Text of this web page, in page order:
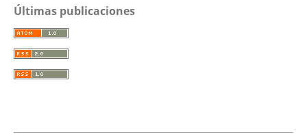
Últimas publicaciones